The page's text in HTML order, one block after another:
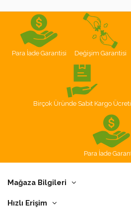
Para İade Garantisi Değişim Garantisi
Birçok Üründe Sabit Kargo Ücreti
Para İade
Mağaza Bilgileri
Hızlı Erişim